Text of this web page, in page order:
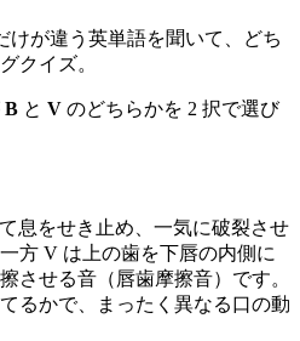
けが違う英単語を聞いて、どち
クイズ。
B と V のどちらかを 2 択で選び
息をせき止め、一気に破裂させ
方 V は上の歯を下唇の内側に
させる音（唇歯摩擦音）です。
るかで、まったく異なる口の動